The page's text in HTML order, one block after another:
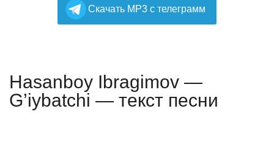
Cкачать MP3 с телеграмм
Hasanboy Ibragimov —
G’iybatchi — текст песни